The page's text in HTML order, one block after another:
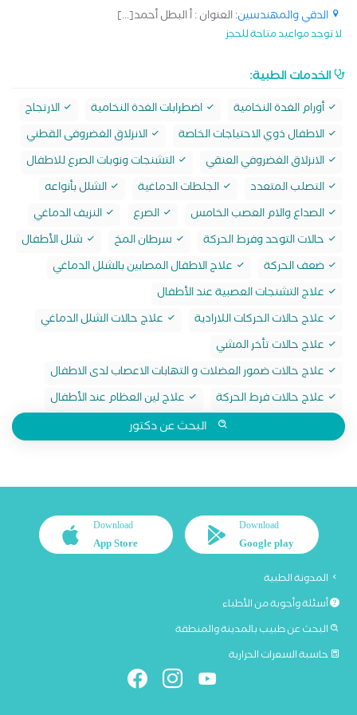
الدقي والمهندسين: العنوان : أ البطل أحمد[...]
لا توجد مواعيد متاحة للحجز
الخدمات الطبية:
أورام الغدة النخامية اضطرابات الغدة النخامية
الارتجاج
الاطفال ذوي الاحتياجات الخاصة
الانزلاق الغضروفى القطني
الانزلاق الغضروفي العنقي
التشنجات ونوبات الصرع للاطفال
التصلب المتعدد
الجلطات الدماغية
الشلل بأنواعه
الصداع والام العصب الخامس
الصرع
النزيف الدماغي
حالات التوحد وفرط الحركة
سرطان المخ
شلل الأطفال
ضعف الحركة
علاج الاطفال المصابين بالشلل الدماغي
علاج التشنجات العصبية عند الأطفال
علاج حالات الحركات اللارادية
علاج حالات الشلل الدماغي
علاج حالات تأخر المشي
علاج حالات ضمور العضلات و التهابات الاعصاب لدى الاطفال
علاج حالات فرط الحركة
علاج لين العظام عند الأطفال
البحث عن دكتور
Download
Google play
Download
App Store
المدونة الطبية
أسئلة وأجوبة من الأطباء
البحث عن طبيب بالمدينة والمنطقة
حاسبة السعرات الحرارية